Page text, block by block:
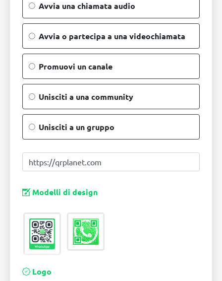
Avvia una chiamata audio
Avvia o partecipa a una videochiamata
Promuovi un canale
Unisciti a una community
Unisciti a un gruppo
Modelli di design
Logo